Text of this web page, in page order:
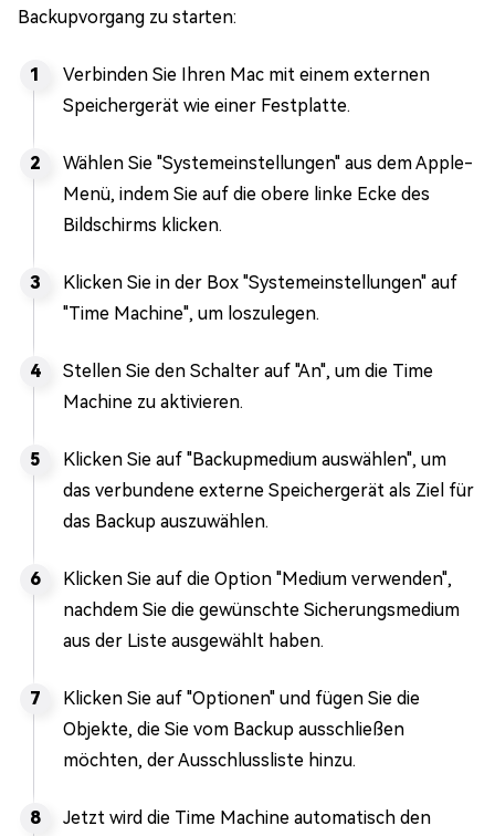
Backupvorgang zu starten:
Verbinden Sie Ihren Mac mit einem externen
Speichergerät wie einer Festplatte.
Wählen Sie "Systemeinstellungen" aus dem Apple-
Menü, indem Sie auf die obere linke Ecke des
Bildschirms klicken.
Klicken Sie in der Box "Systemeinstellungen" auf
"Time Machine", um loszulegen.
Stellen Sie den Schalter auf "An", um die Time
Machine zu aktivieren.
Klicken Sie auf "Backupmedium auswählen", um
das verbundene externe Speichergerät als Ziel für
das Backup auszuwählen.
Klicken Sie auf die Option "Medium verwenden",
nachdem Sie die gewünschte Sicherungsmedium
aus der Liste ausgewählt haben.
Klicken Sie auf "Optionen" und fügen Sie die
Objekte, die Sie vom Backup ausschließen
möchten, der Ausschlussliste hinzu.
Jetzt wird die Time Machine automatisch den